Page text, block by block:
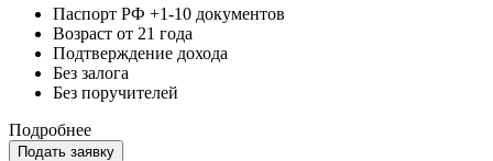
Паспорт РФ +1-10 документов
Возраст от 21 года
Подтверждение дохода
Без залога
Без поручителей
Подробнее
Подать заявку